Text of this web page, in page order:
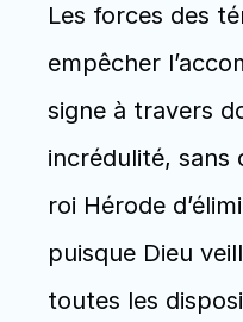
Les forces des
empêcher
signe à travers
incrédulité, sans
roi Hérode
puisque Dieu
toutes les